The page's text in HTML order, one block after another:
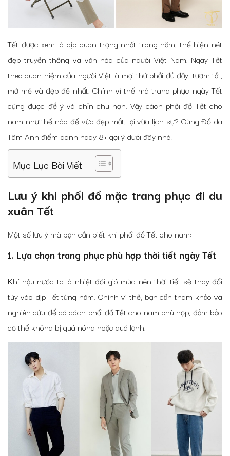
Tết được xem là dịp quan trọng nhất trong năm, thể hiện nét
đẹp truyền thống và văn hóa của người Việt Nam. Ngày Tết
theo quan niệm của người Việt là mọi thứ phải đủ đầy, tươm tất,
mở mẻ và đẹp đẽ nhất. Chính vì thế mà trang phục ngày Tết
cũng được để ý và chỉn chu hơn. Vậy cách phối đồ Tết cho
nam như thế nào để vừa đẹp mắt, lại vừa lịch sự? Cùng Đồ da
Tâm Anh điểm danh ngay 8+ gợi ý dưới đây nhé!
Mục Lục Bài Viết
Lưu ý khi phối đồ mặc trang phục đi du
xuân Tết
Một số lưu ý mà bạn cần biết khi phối đồ Tết cho nam:
1. Lựa chọn trang phục phù hợp thời tiết ngày Tết
Khí hậu nước ta là nhiệt đới gió mùa nên thời tiết sẽ thay đổi
tùy vào dịp Tết từng năm. Chính vì thế, bạn cần tham khảo và
nghiên cứu để có cách phối đồ Tết cho nam phù hợp, đảm bảo
cơ thể không bị quá nóng hoặc quá lạnh.